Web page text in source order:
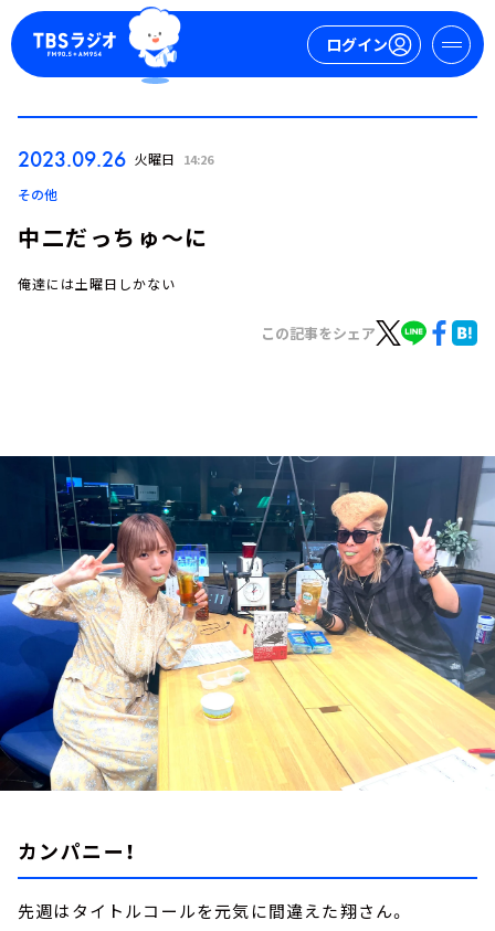
ログイン
トピックス
TBS Podcast
お知らせ
イベント・グッズ
YouTube
会社情報
2023.09.26 火曜日 14:26
その他
中二だっちゅ～に
俺達には土曜日しかない
この記事をシェア
カンパニー！
先週はタイトルコールを元気に間違えた翔さん。